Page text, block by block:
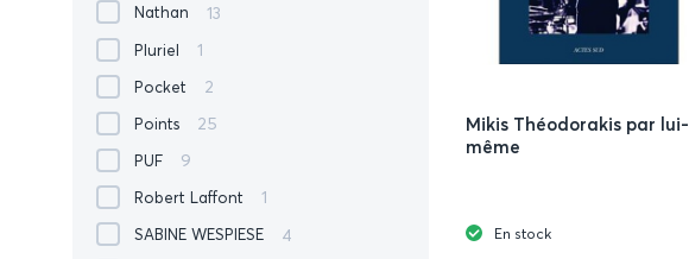
Nathan 13
Pluriel 1
Pocket 2
Points 25
PUF 9
Robert Laffont 1
SABINE WESPIESE 4
Mikis Théodorakis par lui-
même
En stock